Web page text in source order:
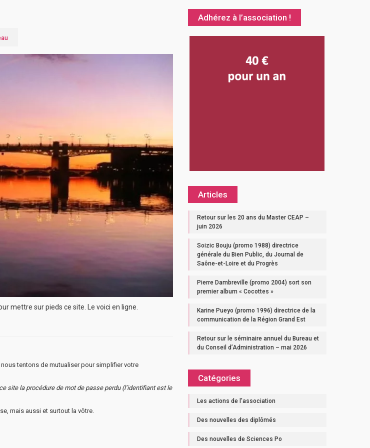
mettre sur pieds ce site. Le voici en ligne.
nous tentons de mutualiser pour simplifier votre
site la procédure de mot de passe perdu (l’identifiant est le
mais aussi et surtout la vôtre.
Adhérez à l’association !
Articles
Retour sur les 20 ans du Master CEAP –
juin 2026
Soizic Bouju (promo 1988) directrice
générale du Bien Public, du Journal de
Saône-et-Loire et du Progrès
Pierre Dambreville (promo 2004) sort son
premier album « Cocottes »
Karine Pueyo (promo 1996) directrice de la
communication de la Région Grand Est
Retour sur le séminaire annuel du Bureau et
du Conseil d’Administration – mai 2026
Catégories
Les actions de l'association
Des nouvelles des diplômés
Des nouvelles de Sciences Po